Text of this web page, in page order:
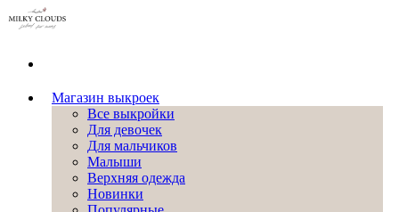
Магазин выкроек
Все выкройки
Для девочек
Для мальчиков
Малыши
Верхняя одежда
Новинки